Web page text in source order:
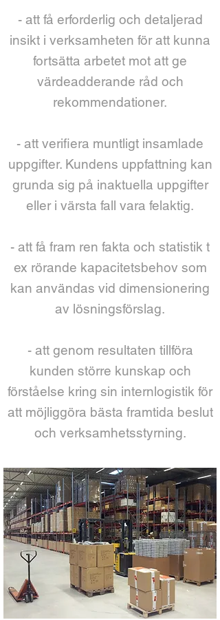
- att få erforderlig och detaljerad
insikt i verksamheten för att kunna
fortsätta arbetet mot att ge
värdeadderande råd och
rekommendationer.
- att verifiera muntligt insamlade
uppgifter. Kundens uppfattning kan
grunda sig på inaktuella uppgifter
eller i värsta fall vara felaktig.
- att få fram ren fakta och statistik t
ex rörande kapacitetsbehov som
kan användas vid dimensionering
av lösningsförslag.
- att genom resultaten tillföra
kunden större kunskap och
förståelse kring sin internlogistik för
att möjliggöra bästa framtida beslut
och verksamhetsstyrning.